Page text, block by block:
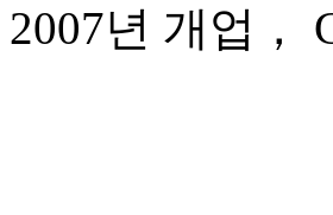
2007년 개업，